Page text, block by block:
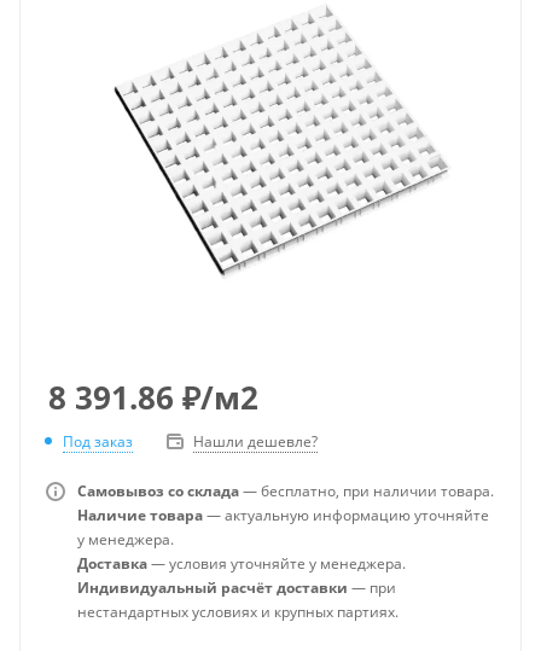
8 391.86 ₽/м2
Под заказ Нашли дешевле?
Самовывоз со склада— бесплатно, при наличии товара.
Наличие товара— актуальную информацию уточняйте
у менеджера.
Доставка— условия уточняйте у менеджера.
Индивидуальный расчёт доставки — при
нестандартных условиях и крупных партиях.